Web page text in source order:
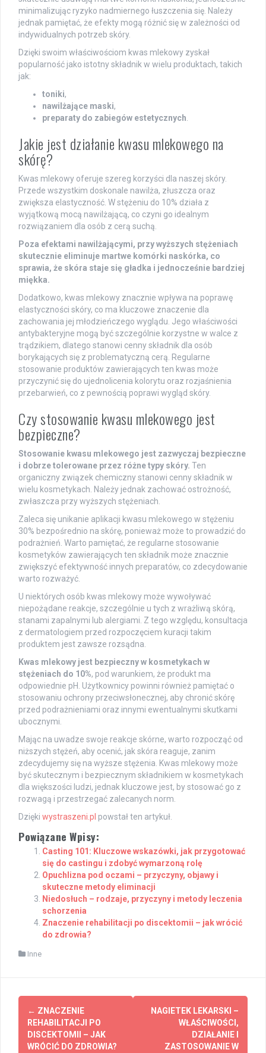
minimalizując ryzyko nadmiernego łuszczenia się. Należy
jednak pamiętać, że efekty mogą różnić się w zależności od
indywidualnych potrzeb skóry.
Dzięki swoim właściwościom kwas mlekowy zyskał
popularność jako istotny składnik w wielu produktach, takich
jak:
toniki,
nawilżające maski,
preparaty do zabiegów estetycznych
Jakie jest działanie kwasu mlekowego na
skórę?
Kwas mlekowy oferuje szereg korzyści dla naszej skóry.
Przede wszystkim doskonale nawilża, złuszcza oraz
zwiększa elastyczność. W stężeniu do 10% działa z
wyjątkową mocą nawilżającą, co czyni go idealnym
rozwiązaniem dla osób z cerą suchą.
Poza efektami nawilżającymi, przy wyższych stężeniach
skutecznie eliminuje martwe komórki naskórka, co
sprawia, że skóra staje się gładka i jednocześnie bardziej
miękka.
Dodatkowo, kwas mlekowy znacznie wpływa na poprawę
elastyczności skóry, co ma kluczowe znaczenie dla
zachowania jej młodzieńczego wyglądu. Jego właściwości
antybakteryjne mogą być szczególnie korzystne w walce z
trądzikiem, dlatego stanowi cenny składnik dla osób
borykających się z problematyczną cerą. Regularne
stosowanie produktów zawierających ten kwas może
przyczynić się do ujednolicenia kolorytu oraz rozjaśnienia
przebarwień, co z pewnością poprawi wygląd skóry.
Czy stosowanie kwasu mlekowego jest
bezpieczne?
Stosowanie kwasu mlekowego jest zazwyczaj bezpieczne
i dobrze tolerowane przez różne typy skóry. Ten
organiczny związek chemiczny stanowi cenny składnik w
wielu kosmetykach. Należy jednak zachować ostrożność,
zwłaszcza przy wyższych stężeniach.
Zaleca się unikanie aplikacji kwasu mlekowego w stężeniu
30% bezpośrednio na skórę, ponieważ może to prowadzić do
podrażnień. Warto pamiętać, że regularne stosowanie
kosmetyków zawierających ten składnik może znacznie
zwiększyć efektywność innych preparatów, co zdecydowanie
warto rozważyć.
U niektórych osób kwas mlekowy może wywoływać
niepożądane reakcje, szczególnie u tych z wrażliwą skórą,
stanami zapalnymi lub alergiami. Z tego względu, konsultacja
z dermatologiem przed rozpoczęciem kuracji takim
produktem jest zawsze rozsądna.
Kwas mlekowy jest bezpieczny w kosmetykach w
stężeniach do 10%, pod warunkiem, że produkt ma
odpowiednie pH. Użytkownicy powinni również pamiętać o
stosowaniu ochrony przeciwsłonecznej, aby chronić skórę
przed podrażnieniami oraz innymi ewentualnymi skutkami
ubocznymi.
Mając na uwadze swoje reakcje skórne, warto rozpocząć od
niższych stężeń, aby ocenić, jak skóra reaguje, zanim
zdecydujemy się na wyższe stężenia. Kwas mlekowy może
być skutecznym i bezpiecznym składnikiem w kosmetykach
dla większości ludzi, jednak kluczowe jest, by stosować go z
rozwagą i przestrzegać zalecanych norm.
Dzięki wystraszeni.pl powstał ten artykuł.
Powiązane Wpisy:
Casting 101: Kluczowe wskazówki, jak przygotować
się do castingu i zdobyć wymarzoną rolę
Opuchlizna pod oczami – przyczyny, objawy i
skuteczne metody eliminacji
Niedosłuch – rodzaje, przyczyny i metody leczenia
schorzenia
Znaczenie rehabilitacji po discektomii – jak wrócić
do zdrowia?
Inne
Post
navigation
← ZNACZENIE
REHABILITACJI PO
DISCEKTOMII – JAK
WRÓCIĆ DO ZDROWIA?
NAGIETEK LEKARSKI –
WŁAŚCIWOŚCI,
DZIAŁANIE I
ZASTOSOWANIE W